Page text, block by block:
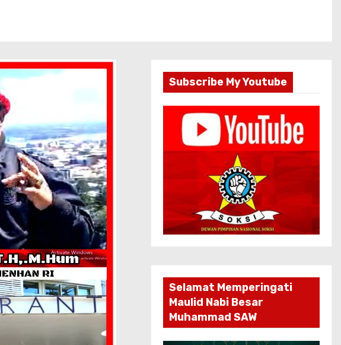
Subscribe My Youtube
Selamat Memperingati
Maulid Nabi Besar
Muhammad SAW